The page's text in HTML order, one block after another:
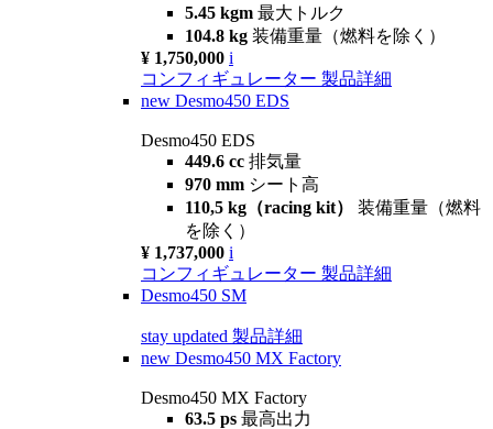
5.45 kgm 最大トルク
104.8 kg 装備重量（燃料を除く）
¥ 1,750,000 i
コンフィギュレーター 製品詳細
new Desmo450 EDS
Desmo450 EDS
449.6 cc 排気量
970 mm シート高
110,5 kg（racing kit） 装備重量（燃料
を除く）
¥ 1,737,000 i
コンフィギュレーター 製品詳細
Desmo450 SM
stay updated 製品詳細
new Desmo450 MX Factory
Desmo450 MX Factory
63.5 ps 最高出力